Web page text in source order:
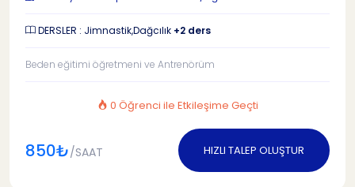
DERSLER : Jimnastik,Dağcılık +2 ders
Beden eğitimi öğretmeni ve Antrenörüm
0 Öğrenci ile Etkileşime Geçti
850₺/SAAT HIZLI TALEP OLUŞTUR